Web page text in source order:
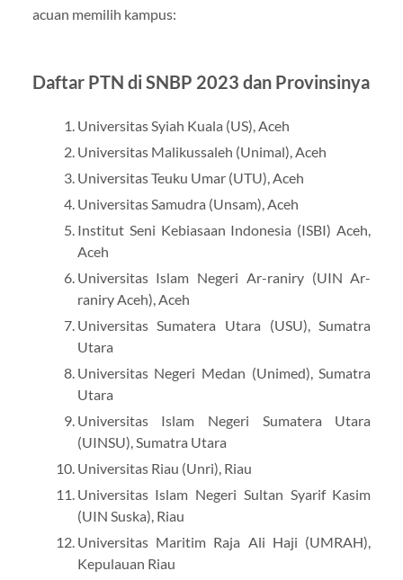
acuan memilih kampus:
Daftar PTN di SNBP 2023 dan Provinsinya
Universitas Syiah Kuala (US), Aceh
Universitas Malikussaleh (Unimal), Aceh
Universitas Teuku Umar (UTU), Aceh
Universitas Samudra (Unsam), Aceh
Institut Seni Kebiasaan Indonesia (ISBI) Aceh,
Aceh
Universitas Islam Negeri Ar-raniry (UIN Ar-
raniry Aceh), Aceh
Universitas Sumatera Utara (USU), Sumatra
Utara
Universitas Negeri Medan (Unimed), Sumatra
Utara
Universitas Islam Negeri Sumatera Utara
(UINSU), Sumatra Utara
Universitas Riau (Unri), Riau
Universitas Islam Negeri Sultan Syarif Kasim
(UIN Suska), Riau
Universitas Maritim Raja Ali Haji (UMRAH),
Kepulauan Riau